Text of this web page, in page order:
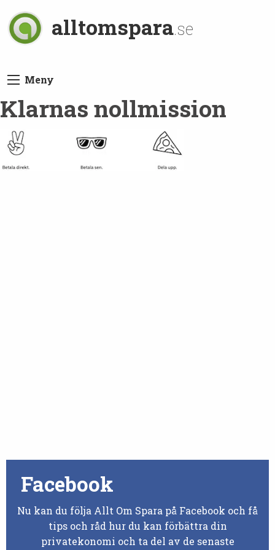
alltomspara.se
Meny
Klarnas nollmission
Facebook
Nu kan du följa Allt Om Spara på Facebook och få
tips och råd hur du kan förbättra din
privatekonomi och ta del av de senaste